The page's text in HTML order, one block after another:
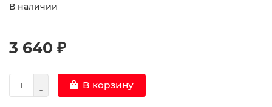
В наличии
3 640 ₽
В корзину